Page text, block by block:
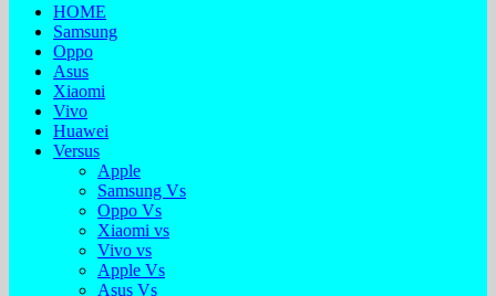
HOME
Samsung
Oppo
Asus
Xiaomi
Vivo
Huawei
Versus
Apple
Samsung Vs
Oppo Vs
Xiaomi vs
Vivo vs
Apple Vs
Asus Vs